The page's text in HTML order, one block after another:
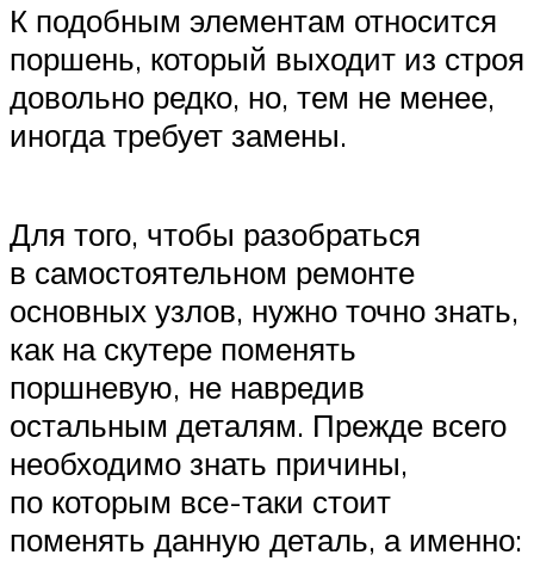
К подобным элементам относится
поршень, который выходит из строя
довольно редко, но, тем не менее,
иногда требует замены.
Для того, чтобы разобраться
в самостоятельном ремонте
основных узлов, нужно точно знать,
как на скутере поменять
поршневую, не навредив
остальным деталям. Прежде всего
необходимо знать причины,
по которым все-таки стоит
поменять данную деталь, а именно: